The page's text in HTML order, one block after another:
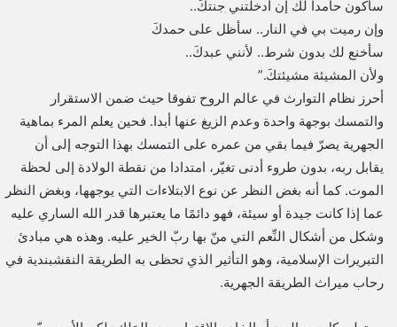
سأكون حامدا لك إن أدخلتني جنتكَ..
وإن رميت بي في النار.. سأظل على حمدكَ
سأخنع لك بدون شرط.. لأنني عبدكَ..
ولأن المشيئة مشيئتكَ.”
أحرز نظام التوارث في عالم الروح تفوقا حيث ضمن الاستقرار
والتمسك بوجهة واحدة وعدم الزيغ عنها أبدا. فحين يعلم المرء بماهية
الجهرية يصرّ فيما بقي من عمره على التمسك بهذا التوجه إلى أن
يقابل ربه، بدون طروء أدنى تغيّر، امتدادا من نقطة الولادة إلى لحظة
الموت. كما أنه بغض النظر عن نوع الابتلاءات التي يوجهها، وبغض النظر
عما إذا كانت جيدة أو سيئة، فهو دائمًا ما يعتبرها قدر الله الساري عليه
وشكل من أشكال النِّعم التي منّ بها ربّ الخير عليه. وهذه هي مبادئ
التبريرات الإسلامية، وهو التأثير الذي تحظى به الطريقة النقشبندية في
رحاب ميراث الطريقة الجهرية.